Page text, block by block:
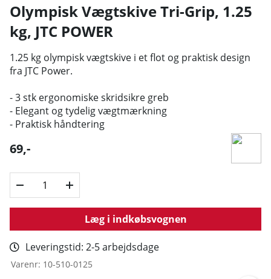
Olympisk Vægtskive Tri-Grip, 1.25
kg, JTC POWER
1.25 kg olympisk vægtskive i et flot og praktisk design
fra JTC Power.
- 3 stk ergonomiske skridsikre greb
- Elegant og tydelig vægtmærkning
- Praktisk håndtering
69,-
Læg i indkøbsvognen
Leveringstid: 2-5 arbejdsdage
Varenr: 10-510-0125